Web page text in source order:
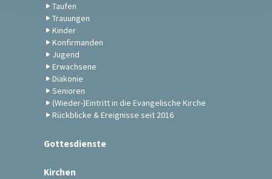
Taufen
Trauungen
Kinder
Konfirmanden
Jugend
Erwachsene
Diakonie
Senioren
(Wieder-)Eintritt in die Evangelische Kirche
Rückblicke & Ereignisse seit 2016
Gottesdienste
Kirchen